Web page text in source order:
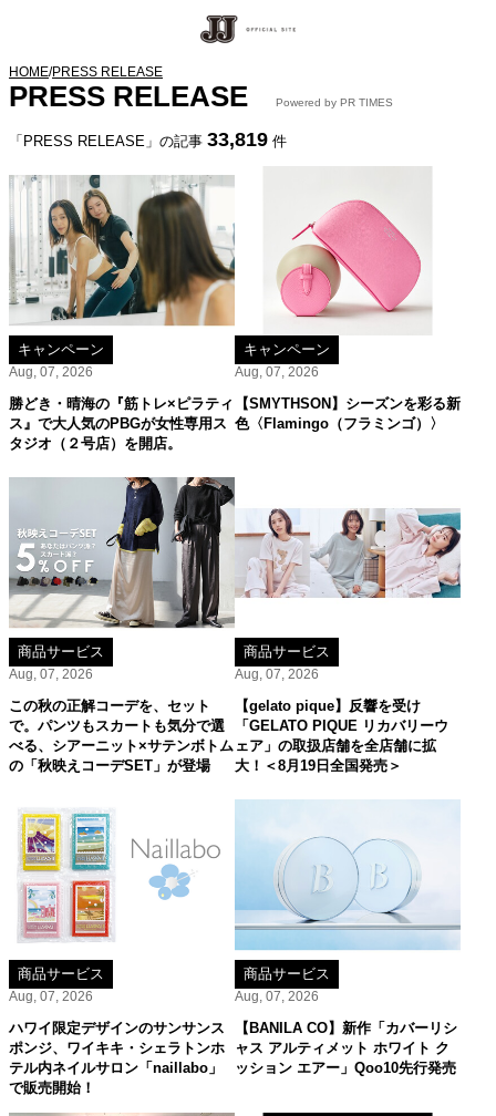
HOME/PRESS RELEASE
PRESS RELEASE Powered by PR TIMES
「PRESS RELEASE」の記事 33,819 件
キャンペーン
Aug, 07, 2026
勝どき・晴海の『筋トレ×ピラティ
ス』で大人気のPBGが女性専用ス
タジオ（２号店）を開店。
キャンペーン
Aug, 07, 2026
【SMYTHSON】シーズンを彩る新
色〈Flamingo（フラミンゴ）〉
商品サービス
Aug, 07, 2026
この秋の正解コーデを、セット
で。パンツもスカートも気分で選
べる、シアーニット×サテンボトム
の「秋映えコーデSET」が登場
商品サービス
Aug, 07, 2026
【gelato pique】反響を受け
「GELATO PIQUE リカバリーウ
ェア」の取扱店舗を全店舗に拡
大！＜8月19日全国発売＞
商品サービス
Aug, 07, 2026
ハワイ限定デザインのサンサンス
ポンジ、ワイキキ・シェラトンホ
テル内ネイルサロン「naillabo」
で販売開始！
商品サービス
Aug, 07, 2026
【BANILA CO】新作「カバーリシ
ャス アルティメット ホワイト ク
ッション エアー」Qoo10先行発売